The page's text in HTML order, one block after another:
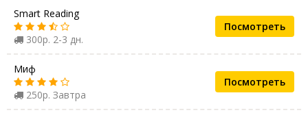
Smart Reading
300р. 2-3 дн.
Посмотреть
Миф
250р. Завтра
Посмотреть